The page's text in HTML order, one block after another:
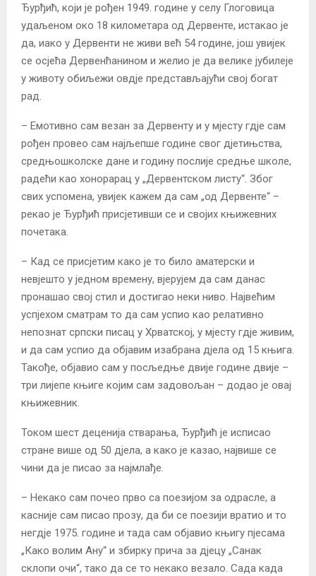
Ђурђић, који је рођен 1949. године у селу Глоговица
удаљеном око 18 километара од Дервенте, истакао је
да, иако у Дервенти не живи већ 54 године, још увијек
се осјећа Дервенћанином и желио је да велике јубилеје
у животу обиљежи овдје представљајући свој богат
рад.
– Емотивно сам везан за Дервенту и у мјесту гдје сам
рођен провео сам најљепше године свог дјетињства,
средњошколске дане и годину послије средње школе,
радећи као хонорарац у „Дервентском листу“. Због
свих успомена, увијек кажем да сам „од Дервенте“ –
рекао је Ђурђић присјетивши се и својих књижевних
почетака.
– Кад се присјетим како је то било аматерски и
невјешто у једном времену, вјерујем да сам данас
пронашао свој стил и достигао неки ниво. Највећим
успјехом сматрам то да сам успио као релативно
непознат српски писац у Хрватској, у мјесту гдје живим,
и да сам успио да објавим изабрана дјела од 15 књига.
Такође, објавио сам у посљедње двије године двије –
три лијепе књиге којим сам задовољан – додао је овај
књижевник.
Током шест деценија стварања, Ђурђић је исписао
стране више од 50 дјела, а како је казао, највише се
чини да је писао за најмлађе.
– Некако сам почео прво са поезијом за одрасле, а
касније сам писао прозу, да би се поезији вратио и то
негдје 1975. године и тада сам објавио књигу пјесама
„Како волим Ану“ и збирку прича за дјецу „Санак
склопи очи“, тако да се то некако везало. Сада када